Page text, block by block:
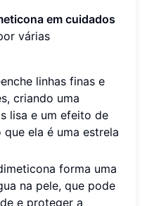
em cuidados
várias
linhas finas e
criando uma
lisa e um efeito de
ela é uma estrela
forma uma
na pele, que pode
e proteger a